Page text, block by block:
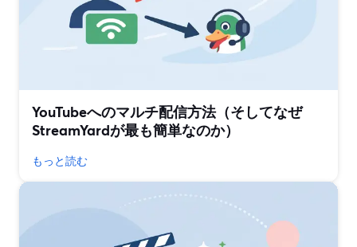
YouTubeへのマルチ配信方法（そしてなぜ
StreamYardが最も簡単なのか）
もっと読む